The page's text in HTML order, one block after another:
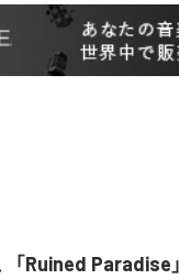
「Ruined Paradise